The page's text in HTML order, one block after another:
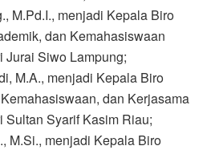
M.Pd.I., menjadi Kepala Biro
dan Kemahasiswaan
Jurai Siwo Lampung;
M.A., menjadi Kepala Biro
dan Kerjasama
Sultan Syarif Kasim Riau;
M.Si., menjadi Kepala Biro